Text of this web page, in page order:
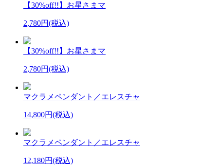
【30%off!!】お星さまマ
2,780円(税込)
【30%off!!】お星さまマ
2,780円(税込)
マクラメペンダント／エレスチャ
14,800円(税込)
マクラメペンダント／エレスチャ
12,180円(税込)